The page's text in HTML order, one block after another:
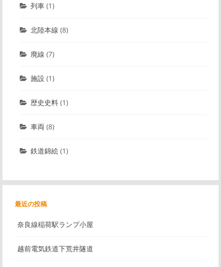
列車 (1)
北陸本線 (8)
廃線 (7)
施設 (1)
歴史史料 (1)
車両 (8)
鉄道錦絵 (1)
最近の投稿
奈良線稲荷駅ランプ小屋
越前電気鉄道下荒井隧道